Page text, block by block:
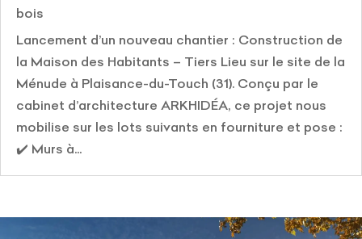
bois
Lancement d’un nouveau chantier : Construction de
la Maison des Habitants – Tiers Lieu sur le site de la
Ménude à Plaisance-du-Touch (31). Conçu par le
cabinet d’architecture ARKHIDÉA, ce projet nous
mobilise sur les lots suivants en fourniture et pose :
✔️ Murs à...